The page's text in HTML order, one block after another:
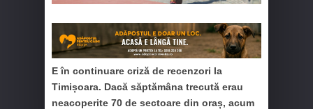
E în continuare criză de recenzori la
Timișoara. Dacă săptămâna trecută erau
neacoperite 70 de sectoare din oraș, acum